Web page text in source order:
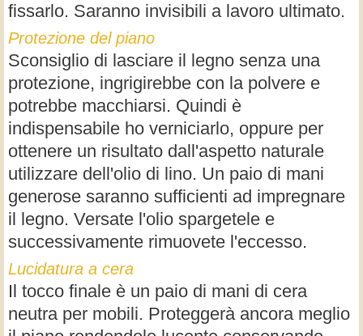
fissarlo. Saranno invisibili a lavoro ultimato.
Protezione del piano
Sconsiglio di lasciare il legno senza una
protezione, ingrigirebbe con la polvere e
potrebbe macchiarsi. Quindi è
indispensabile ho verniciarlo, oppure per
ottenere un risultato dall'aspetto naturale
utilizzare dell'olio di lino. Un paio di mani
generose saranno sufficienti ad impregnare
il legno. Versate l'olio spargetele e
successivamente rimuovete l'eccesso.
Lucidatura a cera
Il tocco finale è un paio di mani di cera
neutra per mobili. Proteggerà ancora meglio